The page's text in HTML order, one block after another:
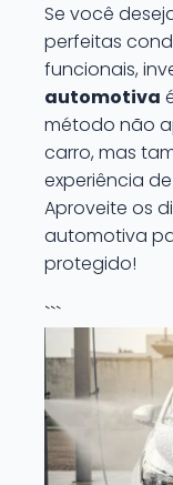
Se você
perfeitas
funcionais,
automotiva
método não
carro, mas
experiência
Aproveite os
automotiva
protegido!
```